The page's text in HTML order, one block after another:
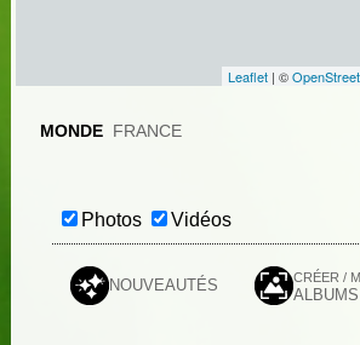
Leaflet| ©
MONDE FRANCE
Photos Vidéos
NOUVEAUTÉS CRÉER /